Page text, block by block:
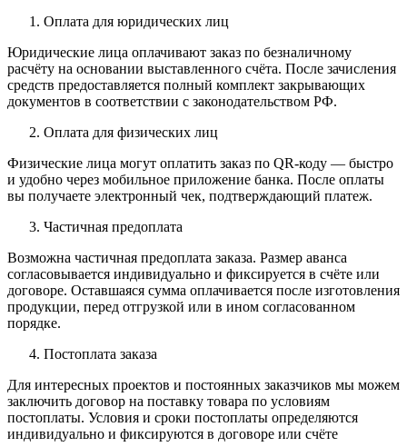
Оплата для юридических лиц
Юридические лица оплачивают заказ по безналичному
расчёту на основании выставленного счёта. После зачисления
средств предоставляется полный комплект закрывающих
документов в соответствии с законодательством РФ.
Оплата для физических лиц
Физические лица могут оплатить заказ по QR-коду — быстро
и удобно через мобильное приложение банка. После оплаты
вы получаете электронный чек, подтверждающий платеж.
Частичная предоплата
Возможна частичная предоплата заказа. Размер аванса
согласовывается индивидуально и фиксируется в счёте или
договоре. Оставшаяся сумма оплачивается после изготовления
продукции, перед отгрузкой или в ином согласованном
порядке.
Постоплата заказа
Для интересных проектов и постоянных заказчиков мы можем
заключить договор на поставку товара по условиям
постоплаты. Условия и сроки постоплаты определяются
индивидуально и фиксируются в договоре или счёте